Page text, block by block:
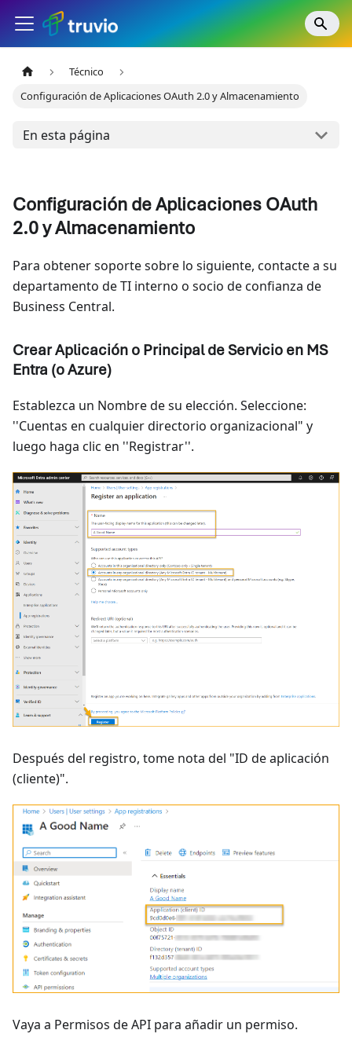
Técnico
Configuración de Aplicaciones OAuth 2.0 y Almacenamiento
En esta página
Configuración de Aplicaciones OAuth
2.0 y Almacenamiento
Para obtener soporte sobre lo siguiente, contacte a su
departamento de TI interno o socio de confianza de
Business Central.
Crear Aplicación o Principal de Servicio en MS
Entra (o Azure)
Establezca un Nombre de su elección. Seleccione:
''Cuentas en cualquier directorio organizacional" y
luego haga clic en ''Registrar''.
Después del registro, tome nota del "ID de aplicación
(cliente)".
Vaya a Permisos de API para añadir un permiso.